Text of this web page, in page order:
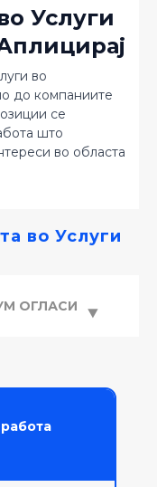
Услуги
во
до компаниите
се
што
во областа
во Услуги
ОГЛАСИ ⯈